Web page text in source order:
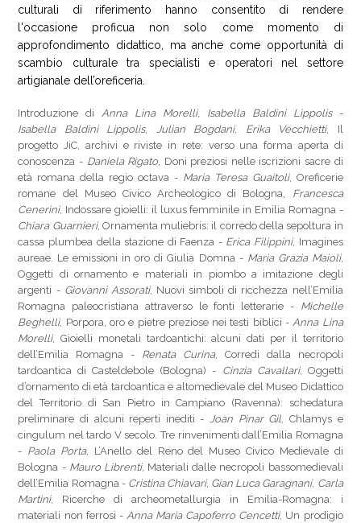
culturali di riferimento hanno consentito di rendere
l'occasione proficua non solo come momento di
approfondimento didattico, ma anche come opportunità di
scambio culturale tra specialisti e operatori nel settore
artigianale dell’oreficeria.
Introduzione diAnna Lina Morelli, Isabella Baldini Lippolis-
Isabella Baldini Lippolis, Julian Bogdani, Erika Vecchietti, Il
progetto JiC, archivi e riviste in rete: verso una forma aperta di
conoscenza - Daniela Rigato, Doni preziosi nelle iscrizioni sacre di
età romana della regio octava - Maria Teresa Guaitoli, Oreficerie
romane del Museo Civico Archeologico di Bologna, Francesca
Cenerini, Indossare gioielli: il luxus femminile in Emilia Romagna -
Chiara Guarnieri, Ornamenta muliebris: il corredo della sepoltura in
cassa plumbea della stazione di Faenza - Erica Filippini, Imagines
aureae. Le emissioni in oro di Giulia Domna - Maria Grazia Maioli,
Oggetti di ornamento e materiali in piombo a imitazione degli
argenti - Giovanni Assorati, Nuovi simboli di ricchezza nell’Emilia
Romagna paleocristiana attraverso le fonti letterarie - Michelle
Beghelli, Porpora, oro e pietre preziose nei testi biblici -Anna Lina
Morelli, Gioielli monetali tardoantichi: alcuni dati per il territorio
dell’Emilia Romagna - Renata Curina, Corredi dalla necropoli
tardoantica di Casteldebole (Bologna) - Cinzia Cavallari, Oggetti
d’ornamento di età tardoantica e altomedievale del Museo Didattico
del Territorio di San Pietro in Campiano (Ravenna): schedatura
preliminare di alcuni reperti inediti -Joan Pinar Gil, Chlamys e
cingulum nel tardo V secolo. Tre rinvenimenti dall’Emilia Romagna
- Paola Porta, L’Anello del Reno del Museo Civico Medievale di
Bologna - Mauro Librenti, Materiali dalle necropoli bassomedievali
dell’Emilia Romagna - Cristina Chiavari, Gian Luca Garagnani, Carla
Martini, Ricerche di archeometallurgia in Emilia-Romagna: i
materiali non ferrosi - Anna Maria Capoferro Cencetti, Un prodigio